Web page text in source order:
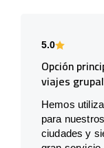
5.0
Opción
viajes
Hemos
para
ciudades y